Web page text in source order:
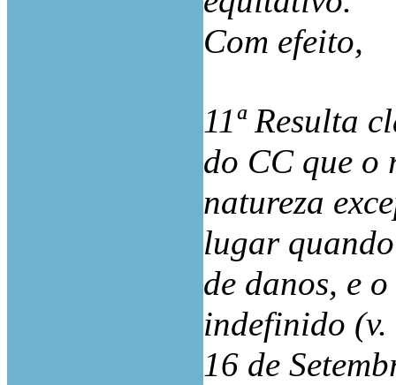
Com efeito,
11ª Resulta
do CC que o
natureza
lugar
de danos, e
indefinido (v.
16 de